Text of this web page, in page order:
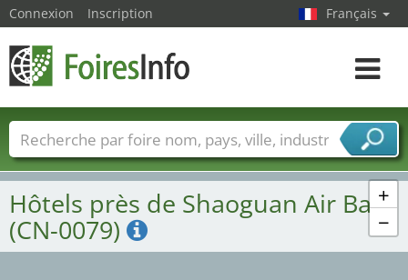
+
−
Hôtels près de Shaoguan Air Base
(CN-0079)
Connexion Inscription Français
Toggle
Foire noms Pays Villes
Secteurs de foire
Secteurs du fournisseur de services